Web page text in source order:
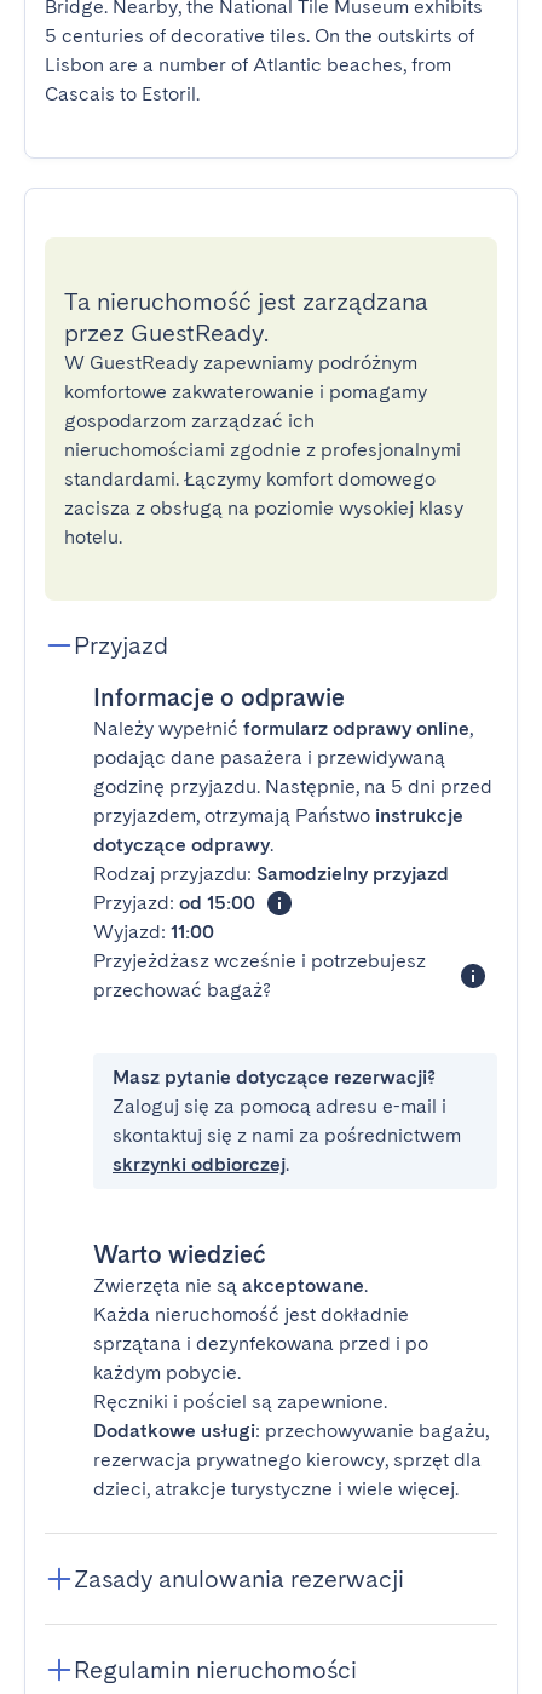
Bridge. Nearby, the National Tile Museum exhibits
5 centuries of decorative tiles. On the outskirts of
Lisbon are a number of Atlantic beaches, from
Cascais to Estoril.
Ta nieruchomość jest zarządzana
przez GuestReady.
W GuestReady zapewniamy podróżnym
komfortowe zakwaterowanie i pomagamy
gospodarzom zarządzać ich
nieruchomościami zgodnie z profesjonalnymi
standardami. Łączymy komfort domowego
zacisza z obsługą na poziomie wysokiej klasy
hotelu.
Przyjazd
Informacje o odprawie
Należy wypełnić formularz odprawy online,
podając dane pasażera i przewidywaną
godzinę przyjazdu. Następnie, na 5 dni przed
przyjazdem, otrzymają Państwo instrukcje
dotyczące odprawy.
Rodzaj przyjazdu: Samodzielny przyjazd
Przyjazd: od 15:00
Wyjazd: 11:00
Przyjeżdżasz wcześnie i potrzebujesz
przechować bagaż?
Masz pytanie dotyczące rezerwacji?
Zaloguj się za pomocą adresu e-mail i
skontaktuj się z nami za pośrednictwem
skrzynki odbiorczej.
Warto wiedzieć
Zwierzęta nie są akceptowane.
Każda nieruchomość jest dokładnie
sprzątana i dezynfekowana przed i po
każdym pobycie.
Ręczniki i pościel są zapewnione.
Dodatkowe usługi: przechowywanie bagażu,
rezerwacja prywatnego kierowcy, sprzęt dla
dzieci, atrakcje turystyczne i wiele więcej.
Zasady anulowania rezerwacji
Regulamin nieruchomości